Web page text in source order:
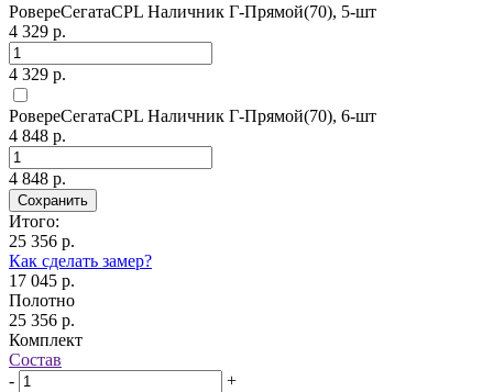
РовереСегатаCPL Наличник Г-Прямой(70), 5-шт
4 329 р.
4 329 р.
РовереСегатаCPL Наличник Г-Прямой(70), 6-шт
4 848 р.
4 848 р.
Сохранить
Итого:
25 356 р.
Как сделать замер?
17 045 р.
Полотно
25 356 р.
Комплект
Состав
-
+